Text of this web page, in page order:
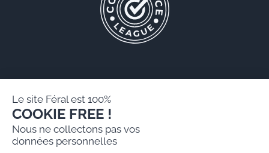
Mentions légales
Le site Féral est 100%
COOKIE FREE !
Nous ne collectons pas vos
données personnelles